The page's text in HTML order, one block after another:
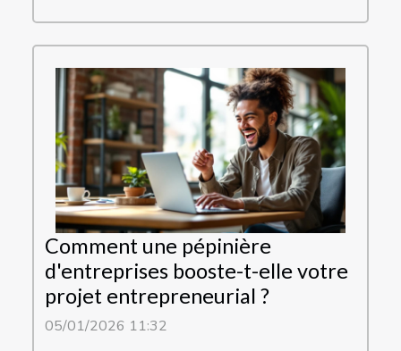
Comment une pépinière
d'entreprises booste-t-elle votre
projet entrepreneurial ?
05/01/2026 11:32